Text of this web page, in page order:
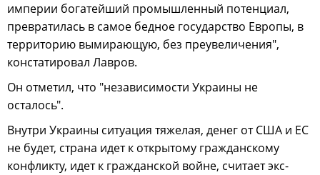
империи богатейший промышленный потенциал,
превратилась в самое бедное государство Европы, в
территорию вымирающую, без преувеличения",
констатировал Лавров.
Он отметил, что "независимости Украины не
осталось".
Внутри Украины ситуация тяжелая, денег от США и ЕС
не будет, страна идет к открытому гражданскому
конфликту, идет к гражданской войне, считает экс-